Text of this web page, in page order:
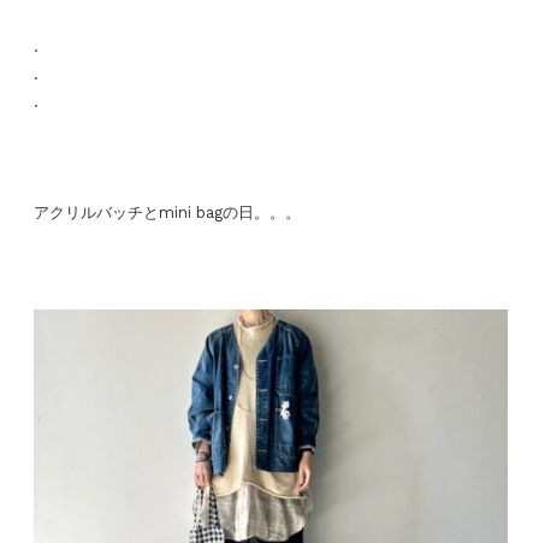
.
.
.
アクリルバッチとmini bagの日。。。